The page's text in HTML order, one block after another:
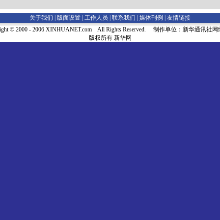
关于我们 | 版面设置 工作人员 联系我们 媒体刊例
友情链接
© 2000 - 2006 XINHUANET.com All Rights Reserved. 制作单位：新华通讯社网
版权所有 新华网